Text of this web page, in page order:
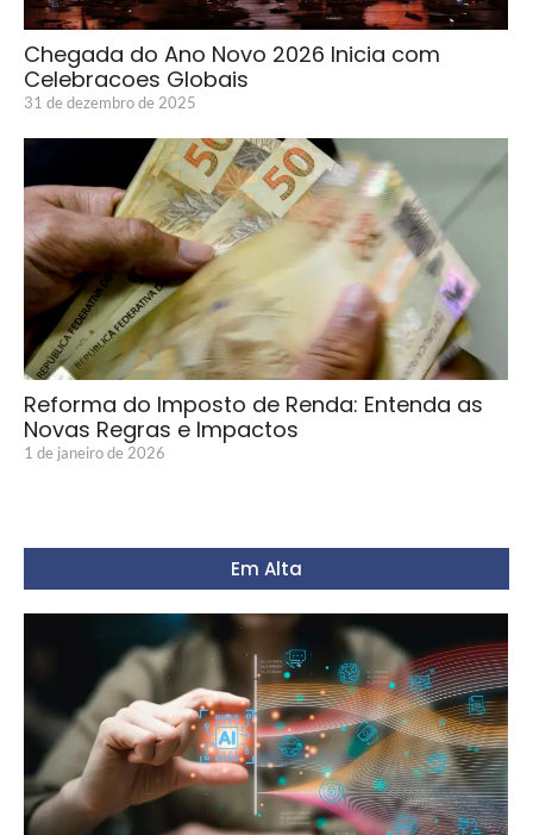
Chegada do Ano Novo 2026 Inicia com
Celebracoes Globais
31 de dezembro de 2025
Reforma do Imposto de Renda: Entenda as
Novas Regras e Impactos
1 de janeiro de 2026
Em Alta